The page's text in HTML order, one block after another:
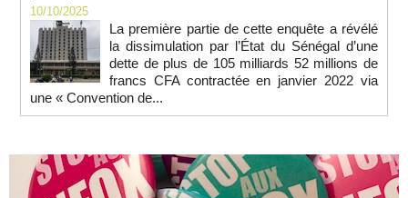
10/10/2025
La première partie de cette enquête a révélé
la dissimulation par l’État du Sénégal d’une
dette de plus de 105 milliards 52 millions de
francs CFA contractée en janvier 2022 via
une « Convention de...